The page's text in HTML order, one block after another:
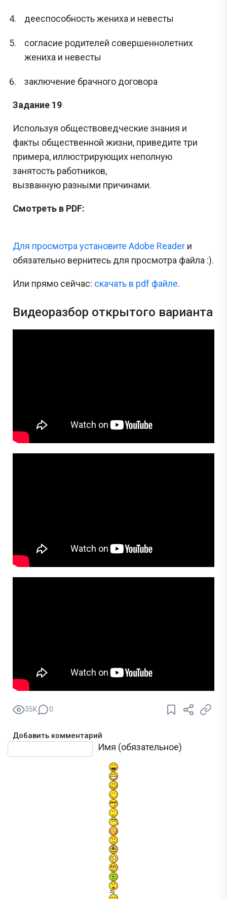
дееспособность жениха и невесты
согласие родителей совершеннолетних
жениха и невесты
заключение брачного договора
Задание 19
Используя обществоведческие знания и
факты общественной жизни, приведите три
примера, иллюстрирующих неполную
занятость работников,
вызванную разными причинами.
Смотреть в PDF:
Для просмотра установите Adobe Reader и
обязательно вернитесь для просмотра файла :).
Или прямо сейчас: cкачать в pdf файле.
Видеоразбор открытого варианта
35K 0
Добавить комментарий
Имя (обязательное)
Текст комментария